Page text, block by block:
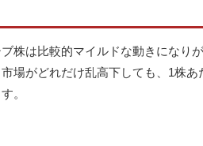
株は比較的マイルドな動きになり
場がどれだけ乱高下しても、1株あ
。